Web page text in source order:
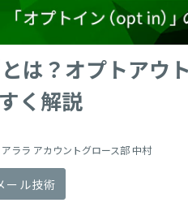
は？オプトアウ
く解説
アララ アカウントグロース部 中村
ール技術